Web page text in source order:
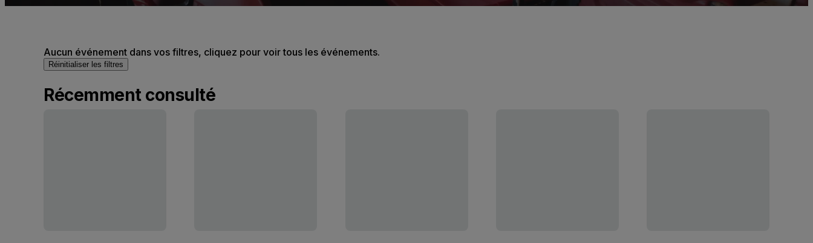
Aucun événement dans vos filtres, cliquez pour voir tous les événements.
Réinitialiser les filtres
Récemment consulté